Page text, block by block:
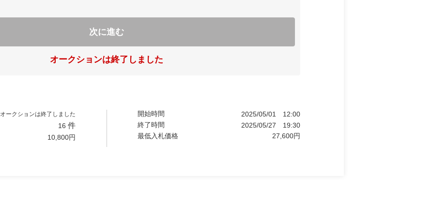
次に進む
オークションは終了しました
オークションは終了しました
16 件
10,800円
開始時間 2025/05/01
12:00
終了時間
2025/05/27
19:30
最低入札価格
27,600円